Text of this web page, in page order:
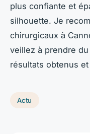
plus confiante et
silhouette. Je
chirurgicaux à
veillez à prendre
résultats obtenus
Actu